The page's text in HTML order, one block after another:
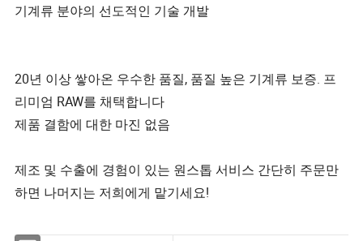
기계류 분야의 선도적인 기술 개발
20년 이상 쌓아온 우수한 품질, 품질 높은 기계류 보증. 프
리미엄 RAW를 채택합니다
제품 결함에 대한 마진 없음
제조 및 수출에 경험이 있는 원스톱 서비스 간단히 주문만
하면 나머지는 저희에게 맡기세요!